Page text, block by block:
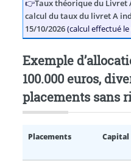
👉Taux théorique du Livret
calcul du taux du livret A
15/10/2026(calcul effectué
Exemple
100.000 euros,
placements sans
Placements Capital